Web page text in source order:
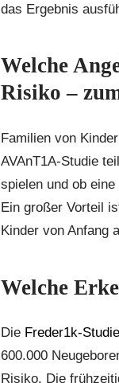
das Ergebnis
Welche
Risiko –
Familien von
AVAnT1A-Studie
spielen und ob
Ein großer Vorteil
Kinder von Anfang
Welche
Die Freder1k-Studie
600.000
Risiko. Die